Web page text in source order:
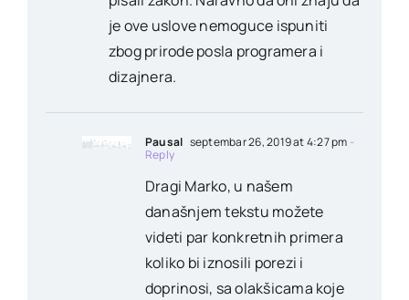
je ove uslove nemoguce ispuniti
zbog prirode posla programera i
dizajnera.
Pausal septembar 26, 2019 at 4:27 pm -
Reply
Dragi Marko, u našem
današnjem tekstu možete
videti par konkretnih primera
koliko bi iznosili porezi i
doprinosi, sa olakšicama koje